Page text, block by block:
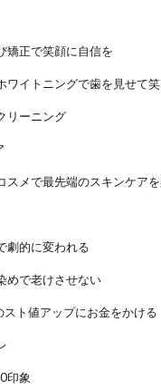
矯正で笑顔に自信を
ワイトニングで歯を見せて笑
リーニング
スメで最先端のスキンケア
劇的に変われる
めで老けさせない
スト値アップにお金をかける
印象